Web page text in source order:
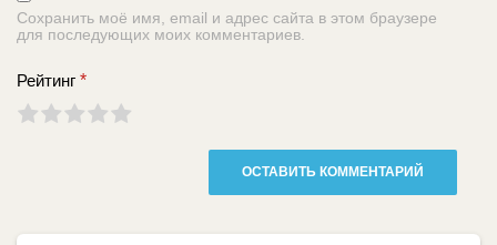
Сохранить моё имя, email и адрес сайта в этом браузере
для последующих моих комментариев.
Рейтинг *